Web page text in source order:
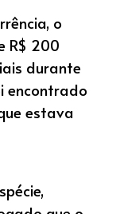
o
R$ 200
durante
encontrado
estava